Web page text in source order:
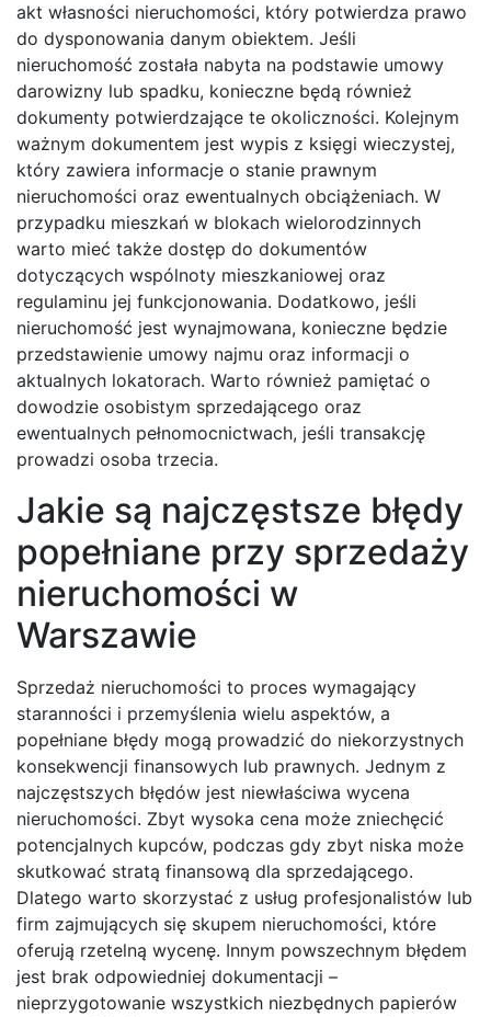
akt własności nieruchomości, który potwierdza prawo
do dysponowania danym obiektem. Jeśli
nieruchomość została nabyta na podstawie umowy
darowizny lub spadku, konieczne będą również
dokumenty potwierdzające te okoliczności. Kolejnym
ważnym dokumentem jest wypis z księgi wieczystej,
który zawiera informacje o stanie prawnym
nieruchomości oraz ewentualnych obciążeniach. W
przypadku mieszkań w blokach wielorodzinnych
warto mieć także dostęp do dokumentów
dotyczących wspólnoty mieszkaniowej oraz
regulaminu jej funkcjonowania. Dodatkowo, jeśli
nieruchomość jest wynajmowana, konieczne będzie
przedstawienie umowy najmu oraz informacji o
aktualnych lokatorach. Warto również pamiętać o
dowodzie osobistym sprzedającego oraz
ewentualnych pełnomocnictwach, jeśli transakcję
prowadzi osoba trzecia.
Jakie są najczęstsze błędy
popełniane przy sprzedaży
nieruchomości w
Warszawie
Sprzedaż nieruchomości to proces wymagający
staranności i przemyślenia wielu aspektów, a
popełniane błędy mogą prowadzić do niekorzystnych
konsekwencji finansowych lub prawnych. Jednym z
najczęstszych błędów jest niewłaściwa wycena
nieruchomości. Zbyt wysoka cena może zniechęcić
potencjalnych kupców, podczas gdy zbyt niska może
skutkować stratą finansową dla sprzedającego.
Dlatego warto skorzystać z usług profesjonalistów lub
firm zajmujących się skupem nieruchomości, które
oferują rzetelną wycenę. Innym powszechnym błędem
jest brak odpowiedniej dokumentacji –
nieprzygotowanie wszystkich niezbędnych papierów